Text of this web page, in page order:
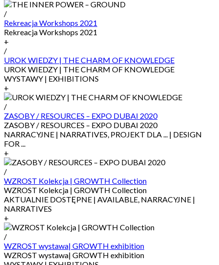
/
Rekreacja Workshops 2021
Rekreacja Workshops 2021
+
/
UROK WIEDZY | THE CHARM OF KNOWLEDGE
UROK WIEDZY | THE CHARM OF KNOWLEDGE
WYSTAWY | EXHIBITIONS
+
/
ZASOBY / RESOURCES – EXPO DUBAI 2020
ZASOBY / RESOURCES – EXPO DUBAI 2020
NARRACYJNE | NARRATIVES, PROJEKT DLA ... | DESIGN
FOR ...
+
/
WZROST Kolekcja | GROWTH Collection
WZROST Kolekcja | GROWTH Collection
AKTUALNIE DOSTĘPNE | AVAILABLE, NARRACYJNE |
NARRATIVES
+
/
WZROST wystawa| GROWTH exhibition
WZROST wystawa| GROWTH exhibition